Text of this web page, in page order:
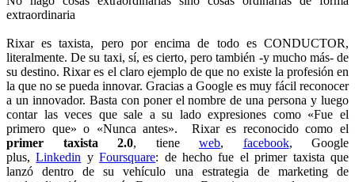
extraordinaria
Rixar es taxista, pero por encima de todo es CONDUCTOR,
literalmente. De su taxi, sí, es cierto, pero también -y mucho más- de
su destino. Rixar es el claro ejemplo de que no existe la profesión en
la que no se pueda innovar. Gracias a Google es muy fácil reconocer
a un innovador. Basta con poner el nombre de una persona y luego
contar las veces que sale a su lado expresiones como «Fue el
primero que» o «Nunca antes». Rixar es reconocido como el
primer taxista 2.0, tiene web, facebook,
Google
plus,Linkedin y Foursquare: de hecho fue el primer taxista que
lanzó dentro de su vehículo una estrategia de marketing de